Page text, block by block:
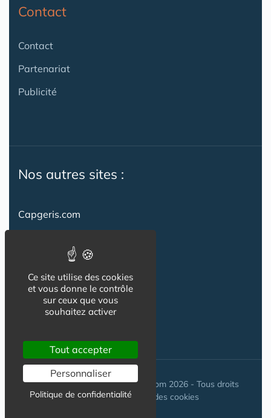
Contact
Contact
Partenariat
Publicité
Nos autres sites :
Capgeris.com
Emploi-formation-sante.com
Seniorissimmo.com
Creche-et-naissance.com
© Maisons-et-poles-de-sante.com 2026 - Tous droits
réservés. //Gestion des cookies
Ce site utilise des cookies
et vous donne le contrôle
sur ceux que vous
souhaitez activer
Tout accepter
Personnaliser
Politique de confidentialité